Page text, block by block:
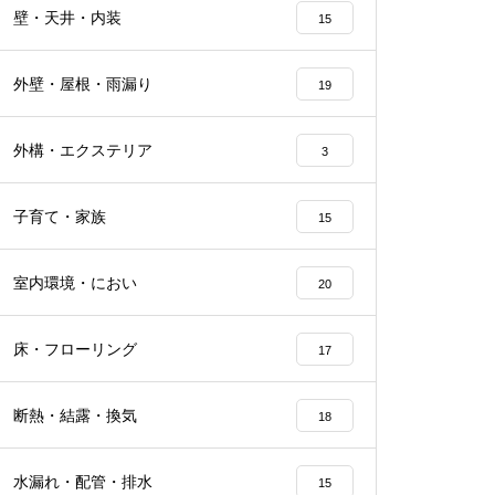
壁・天井・内装 15
外壁・屋根・雨漏り 19
外構・エクステリア 3
子育て・家族 15
室内環境・におい 20
床・フローリング 17
断熱・結露・換気 18
水漏れ・配管・排水 15